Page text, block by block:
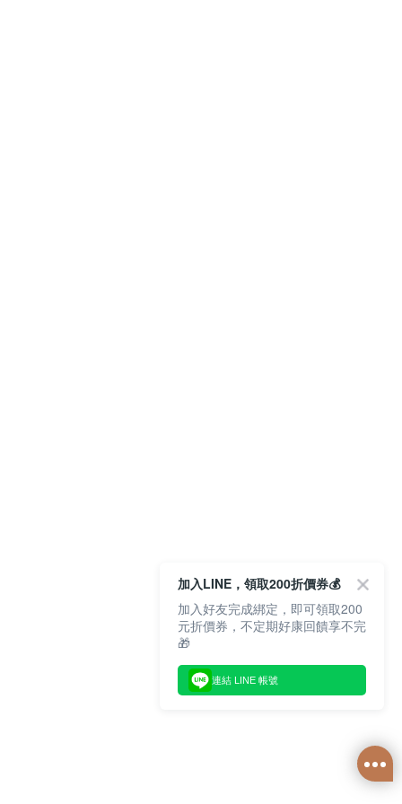
加入LINE，領取200折價券💰
加入好友完成綁定，即可領取200
元折價券，不定期好康回饋享不完
🎁
連結 LINE 帳號